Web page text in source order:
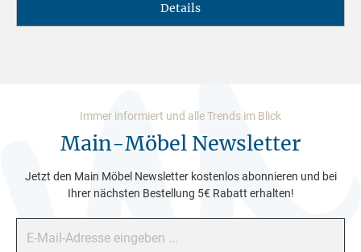
Details
Immer informiert und alle Trends im Blick
Main-Möbel Newsletter
Jetzt den Main Möbel Newsletter kostenlos abonnieren und bei
Ihrer nächsten Bestellung 5€ Rabatt erhalten!